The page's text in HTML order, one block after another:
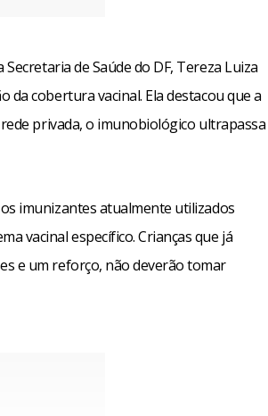
de Saúde do DF, Tereza Luiza
da cobertura vacinal. Ela destacou que a
privada, o imunobiológico ultrapassa
imunizantes atualmente utilizados
vacinal específico. Crianças que já
e um reforço, não deverão tomar